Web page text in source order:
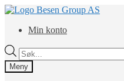
Hopp
navigasjon
Hopp
innholdMin konto
Products
search
Meny